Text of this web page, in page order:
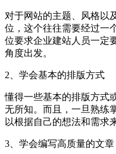
对于网站的主题、风格以
位，这个往往需要经过一
位要求企业建站人员一定
角度出发。
2、学会基本的排版方式
懂得一些基本的排版方式
无所知。而且，一旦熟练
以根据自己的想法和需求
3、学会编写高质量的文章